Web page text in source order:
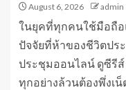
August 6, 2026 admin
ในยุคที่ทุกคนใช้มือถือ
ปัจจัยที่ห้าของชีวิตปร
ประชุมออนไลน์ ดูซีรีส์
ทุกอย่างล้วนต้องพึ่งเ